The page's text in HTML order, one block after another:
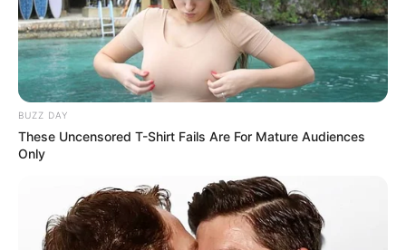
BUZZ DAY
These Uncensored T-Shirt Fails Are For Mature Audiences
Only